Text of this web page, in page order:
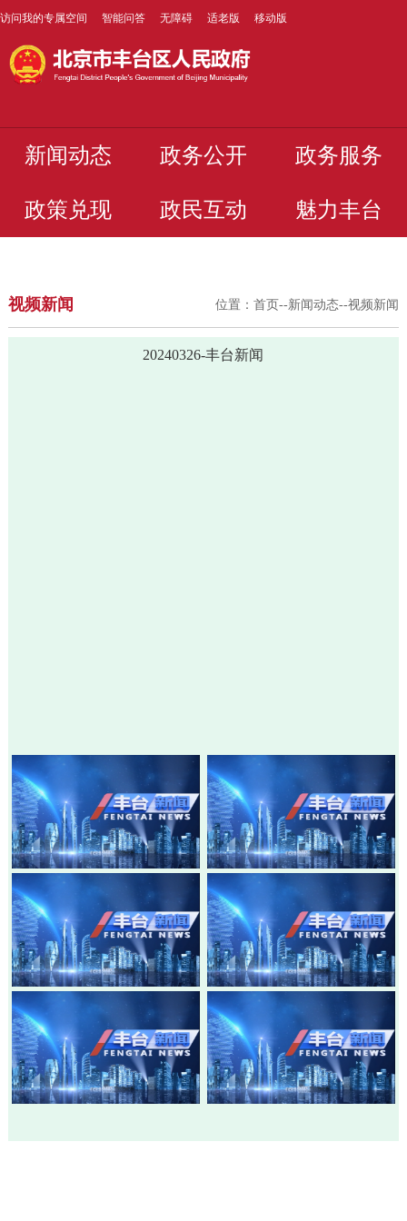
访问我的专属空间 智能问答 无障碍 适老版 移动版
新闻动态 政务公开 政务服务
政策兑现 政民互动 魅力丰台
视频新闻 位置：首页--新闻动态--视频新闻
20240326-丰台新闻
20260805-丰台新闻
20260803-丰台新闻
20260730-丰台新闻